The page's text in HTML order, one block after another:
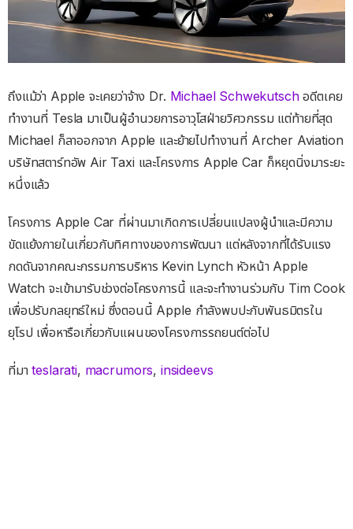
ถึงแม้ว่า Apple จะเคยว่าจ้าง Dr. Michael Schwekutschอดีตเคย
ทำงานที่ Tesla มาเป็นผู้อำนวยการอาวุโสฝ่ายวิศวกรรม แต่ท้ายที่สุด
Michael ก็ลาออกจาก Apple และย้ายไปทำงานที่ Archer Aviation
บริษัทสตาร์ทอัพ Air Taxi และโครงการ Apple Car ก็หยุดนิ่งมาระยะ
หนึ่งแล้ว
โครงการ Apple Car ที่ผ่านมาเกิดการเปลี่ยนแปลงผู้นำและมีความ
ขัดแย้งภายในเกี่ยวกับทิศทางของการพัฒนา แต่หลังจากที่ได้รับแรง
กดดันจากคณะกรรมการบริหาร Kevin Lynch หัวหน้า Apple
Watch จะเข้ามารับช่วงต่อโครงการนี้ และจะทำงานร่วมกับ Tim Cook
เพื่อปรับกลยุทธ์ใหม่ ซึ่งตอนนี้ Apple กำลังพบปะกับพันธมิตรใน
ยุโรป เพื่อหารือเกี่ยวกับแผนของโครงการรถยนต์ต่อไป
ที่มาteslarati, macrumors, insideevs